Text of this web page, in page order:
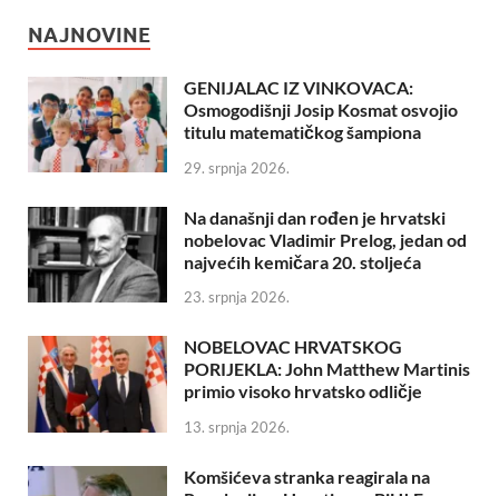
NAJNOVINE
GENIJALAC IZ VINKOVACA:
Osmogodišnji Josip Kosmat osvojio
titulu matematičkog šampiona
29. srpnja 2026.
Na današnji dan rođen je hrvatski
nobelovac Vladimir Prelog, jedan od
najvećih kemičara 20. stoljeća
23. srpnja 2026.
NOBELOVAC HRVATSKOG
PORIJEKLA: John Matthew Martinis
primio visoko hrvatsko odličje
13. srpnja 2026.
Komšićeva stranka reagirala na